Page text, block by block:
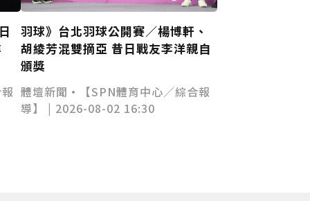
羽球》台北羽球公開賽／楊博軒、
胡綾芳混雙摘亞 昔日戰友李洋親自
頒獎
體壇新聞•【SPN體育中心／綜合報
導】 | 2026-08-02 16:30